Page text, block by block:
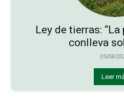
Ley de tierras:
conlleva
05/08/
Leer